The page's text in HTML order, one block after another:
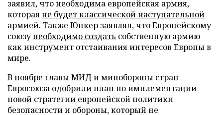
заявил, что необходима европейская армия,
котораяне будет классической наступательной
армией. Также Юнкер заявлял, что Европейскому
союзунеобходимо создать собственную армию
как инструмент отстаивания интересов Европы в
мире.
В ноябре главы МИД и минобороны стран
Евросоюза одобрилиплан по имплементации
новой стратегии европейской политики
безопасности и обороны, который не